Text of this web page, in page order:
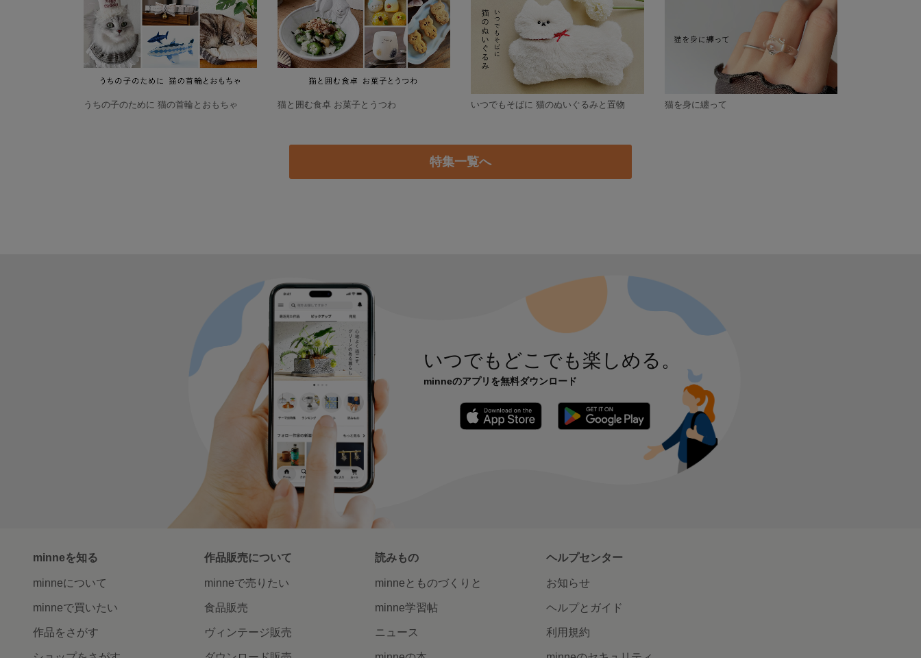
うちの子のために 猫の首輪とおもちゃ 猫と囲む食卓 お菓子とうつわ いつでもそばに 猫のぬいぐるみと置物 猫を身に纏って
特集一覧へ
いつでもどこでも楽しめる。
minneのアプリを無料ダウンロード
App Store からダウンロードGoogle Play で手に入れよう
minneを知る
minneについて
minneで買いたい
作品をさがす
作品販売について
minneで売りたい
食品販売
ヴィンテージ販売
読みもの
minneとものづくりと
minne学習帖
ニュース
ヘルプセンター
お知らせ
ヘルプとガイド
利用規約